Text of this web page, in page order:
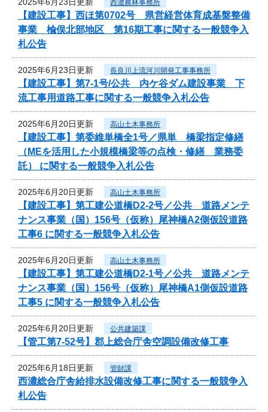
西濃農林事務所
【建設工事】西ほ第0702号 県営経営体育成基盤整備
事業 楡俣北部地区 第16期工事に関する一般競争入
札公告
2025年6月23日更新 長良川上流河川開発工事事務所
【建設工事】第7-1号/公共 内ケ谷ダム建設事業 下
流工事用道路工事に関する一般競争入札公告
2025年6月20日更新 高山土木事務所
【建設工事】第委維単橋全1号／県単 橋梁指定修繕
（MEを活用した小規模橋梁等の点検・修繕 業務委
託） に関する一般競争入札公告
2025年6月20日更新 高山土木事務所
【建設工事】第工建公道橋D2-2号／公共 道路メンテ
ナンス事業（国）156号（仮称）尾神橋A2側仮設道路
工事6 に関する一般競争入札公告
2025年6月20日更新 高山土木事務所
【建設工事】第工建公道橋D2-1号／公共 道路メンテ
ナンス事業（国）156号（仮称）尾神橋A1側仮設道路
工事5 に関する一般競争入札公告
2025年6月20日更新 公共建築課
【管工第7-52号】郡上総合庁舎空調設備改修工事
2025年6月18日更新 管財課
西濃総合庁舎給排水設備改修工事に関する一般競争入
札公告